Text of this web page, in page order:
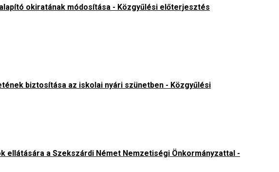
okiratának módosítása - Közgyűlési előterjesztés
biztosítása az iskolai nyári szünetben - Közgyűlési
ellátására a Szekszárdi Német Nemzetiségi Önkormányzattal -